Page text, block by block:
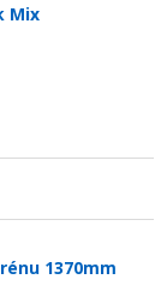
Mix
1370mm